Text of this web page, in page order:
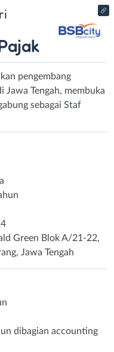
pengembang
Tengah, membuka
sebagai Staf
Green Blok A/21-22,
Jawa Tengah
dibagian accounting